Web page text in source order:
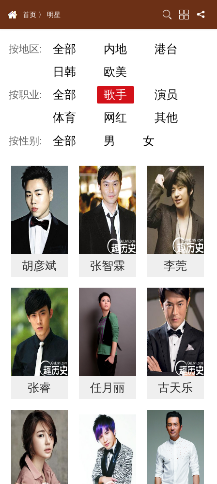
首页 〉 明星
按地区: 全部 内地
港台
日韩
欧美
按职业: 全部 歌手
演员
体育
网红 其他
按性别: 全部 男 女
胡彦斌 张智霖 李莞
张睿 任月丽 古天乐